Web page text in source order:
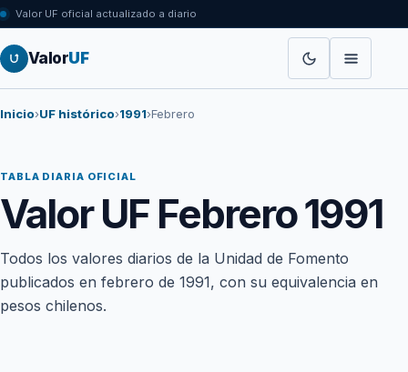
Valor UF oficial actualizado a diario
ValorUF
Inicio›UF histórico›1991›Febrero
TABLA DIARIA OFICIAL
Valor UF Febrero 1991
Todos los valores diarios de la Unidad de Fomento
publicados en febrero de 1991, con su equivalencia en
pesos chilenos.